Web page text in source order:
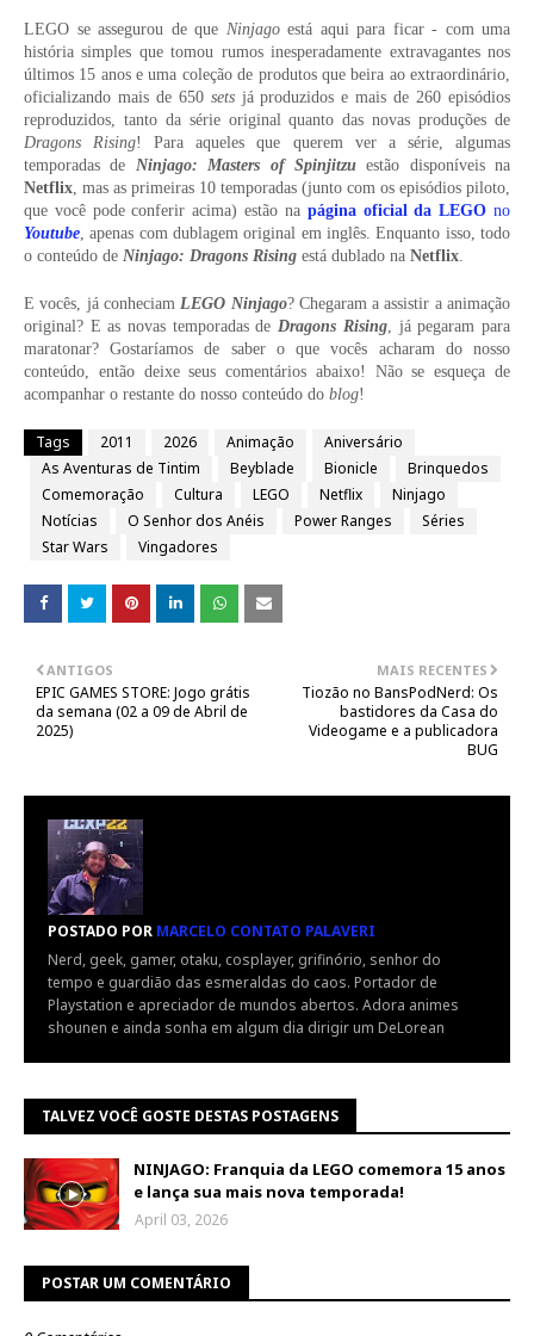
LEGO se assegurou de que Ninjagoestá aqui para ficar - com uma
história simples que tomou rumos inesperadamente extravagantes nos
últimos 15 anos e uma coleção de produtos que beira ao extraordinário,
oficializando mais de 650 setsjá produzidos e mais de 260 episódios
reproduzidos, tanto da série original quanto das novas produções de
Dragons Rising! Para aqueles que querem ver a série, algumas
temporadas de Ninjago:Masters of Spinjitzuestão disponíveis na
Netflix, mas as primeiras 10 temporadas (junto com os episódios piloto,
que você pode conferir acima) estão na página oficial da LEGO no
Youtube, apenas com dublagem original em inglês. Enquanto isso, todo
o conteúdo de Ninjago: Dragons Rising está dublado na Netflix.
E vocês, já conheciamLEGO Ninjago? Chegaram a assistir a animação
original? E as novas temporadas deDragons Rising, já pegaram para
maratonar? Gostaríamos de saber o que vocês acharam do nosso
conteúdo, então deixe seus comentários abaixo! Não se esqueça de
acompanhar o restante do nosso conteúdo do blog!
Tags 2011 2026 Animação
Aniversário
As Aventuras de Tintim
Beyblade Bionicle
Brinquedos
Comemoração
Cultura LEGO Netflix
Ninjago
Notícias
O Senhor dos Anéis Power Ranges
Séries
Star Wars
Vingadores
MAIS RECENTES
Tiozão no BansPodNerd: Os
bastidores da Casa do
Videogame e a publicadora
BUG
ANTIGOS
EPIC GAMES STORE: Jogo grátis
da semana (02 a 09 de Abril de
2025)
POSTADO POR MARCELO CONTATO PALAVERI
Nerd, geek, gamer, otaku, cosplayer, grifinório, senhor do
tempo e guardião das esmeraldas do caos. Portador de
Playstation e apreciador de mundos abertos. Adora animes
shounen e ainda sonha em algum dia dirigir um DeLorean
TALVEZ VOCÊ GOSTE DESTAS POSTAGENS
NINJAGO: Franquia da LEGO comemora 15 anos
e lança sua mais nova temporada!
April 03, 2026
POSTAR UM COMENTÁRIO